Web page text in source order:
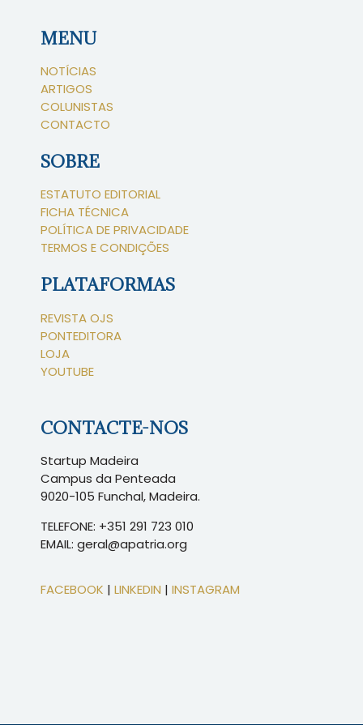
MENU
NOTÍCIAS
ARTIGOS
COLUNISTAS
CONTACTO
SOBRE
ESTATUTO EDITORIAL
FICHA TÉCNICA
POLÍTICA DE PRIVACIDADE
TERMOS E CONDIÇÕES
PLATAFORMAS
REVISTA OJS
PONTEDITORA
LOJA
YOUTUBE
CONTACTE-NOS
Startup Madeira
Campus da Penteada
9020-105 Funchal, Madeira.
TELEFONE: +351 291 723 010
EMAIL: geral@apatria.org
FACEBOOK | LINKEDIN | INSTAGRAM